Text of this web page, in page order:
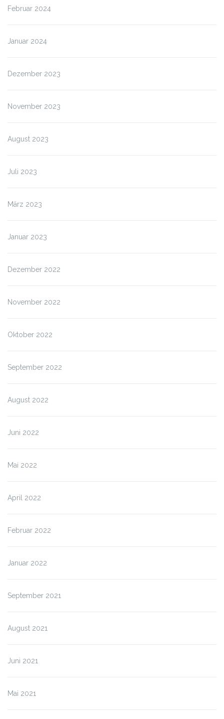
Februar 2024
Januar 2024
Dezember 2023
November 2023
August 2023
Juli 2023
März 2023
Januar 2023
Dezember 2022
November 2022
Oktober 2022
September 2022
August 2022
Juni 2022
Mai 2022
April 2022
Februar 2022
Januar 2022
September 2021
August 2021
Juni 2021
Mai 2021